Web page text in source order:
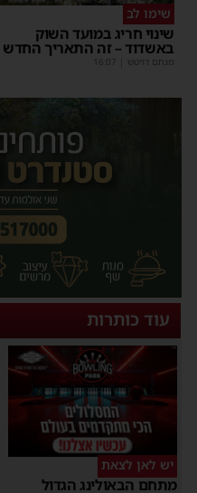
שימו לב
שינוי חריג במועד השוק
באשדוד – זה התאריך החדש
מנחם דויטש 16:07
עוד כותרות
יש לאן לצאת
מתחם הבאולינג הגדול